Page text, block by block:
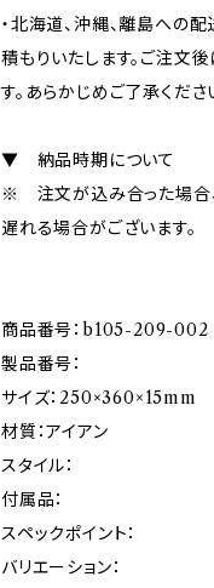
・北海道、沖縄、離島への
積もりいたします。ご注文
す。あらかじめご了承くださ
▼ 納品時期について
※ 注文が込み合った場合
遅れる場合がございます。
商品番号：b105-209-002
製品番号：
サイズ：250×360×15mm
材質：アイアン
スタイル：
付属品：
スペックポイント：
バリエーション：